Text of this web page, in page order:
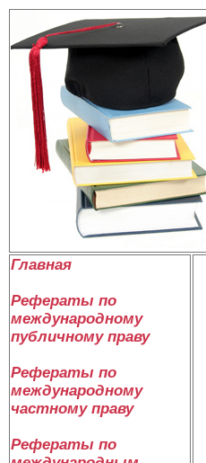
Главная
Рефераты по
международному
публичному праву
Рефераты по
международному
частному праву
Рефераты по